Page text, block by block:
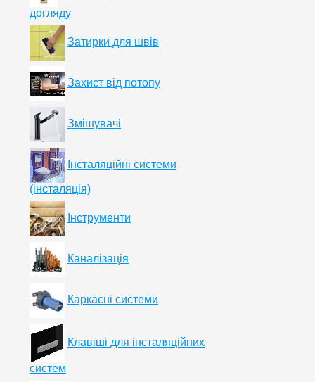
догляду
Затирки для швів
Захист від потопу
Змішувачі
Інсталяційні системи
(інсталяція)
Інструменти
Каналізація
Каркасні системи
Клавіші для інсталяційних
систем